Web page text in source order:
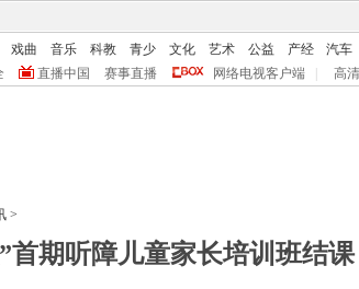
戏曲 音乐 科教 青少 文化 艺术 公益 产经 汽车
直播中国 赛事直播 网络电视客户端 高清
>
首期听障儿童家长培训班结课